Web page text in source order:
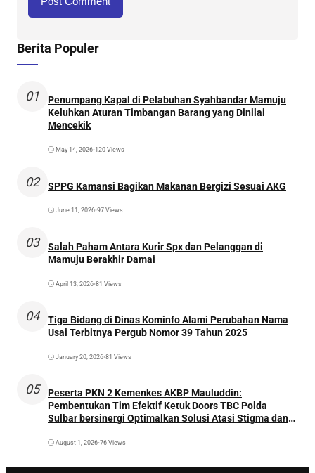
Berita Populer
01
Penumpang Kapal di Pelabuhan Syahbandar Mamuju
Keluhkan Aturan Timbangan Barang yang Dinilai
Mencekik
May 14, 2026•120 Views
02 SPPG Kamansi Bagikan Makanan Bergizi Sesuai AKG
June 11, 2026•97 Views
03
Salah Paham Antara Kurir Spx dan Pelanggan di
Mamuju Berakhir Damai
April 13, 2026•81 Views
04
Tiga Bidang di Dinas Kominfo Alami Perubahan Nama
Usai Terbitnya Pergub Nomor 39 Tahun 2025
January 20, 2026•81 Views
05
Peserta PKN 2 Kemenkes AKBP Mauluddin:
Pembentukan Tim Efektif Ketuk Doors TBC Polda
Sulbar bersinergi Optimalkan Solusi Atasi Stigma dan
August 1, 2026•76 Views